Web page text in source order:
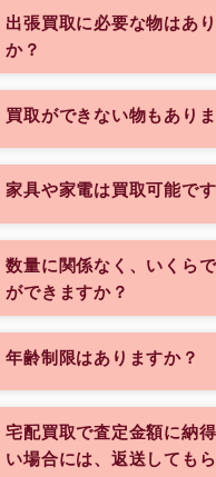
出張買取に必要な物はあ
か？
買取ができない物もあり
家具や家電は買取可能で
数量に関係なく、いくら
ができますか？
年齢制限はありますか？
宅配買取で査定金額に納
い場合には、返送しても